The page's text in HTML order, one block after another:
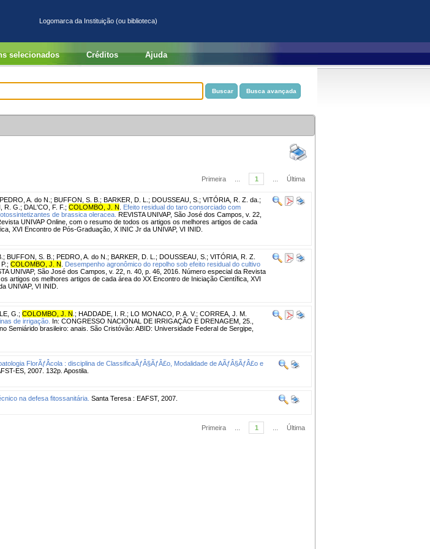
Logomarca da Instituição (ou biblioteca)
selecionados Créditos Ajuda
Primeira 1 Última
PEDRO, A. do N. ; BUFFON, S. B. ; BARKER, D. L. ; DOUSSEAU, S. ; VITÓRIA, R. Z. da. ;
R. G. ; DAL'CO, F. F. ; COLOMBO, J. N
Efeito residual do taro consorciado com
de brassica oleracea. REVISTA UNIVAP, São José dos Campos, v. 22,
UNIVAP Online, com o resumo de todos os artigos os melhores artigos de cada
XVI Encontro de Pós-Graduação, X INIC Jr da UNIVAP, VI INID.
; BUFFON, S. B. ; PEDRO, A. do N. ; BARKER, D. L. ; DOUSSEAU, S. ; VITÓRIA, R. Z.
; COLOMBO, J. N
Desempenho agronômico do repolho sob efeito residual do cultivo
UNIVAP, São José dos Campos, v. 22, n. 40, p. 46, 2016. Número especial da Revista
artigos os melhores artigos de cada área do XX Encontro de Iniciação Científica, XVI
UNIVAP, VI INID.
G. ; COLOMBO, J. N ; HADDADE, I. R. ; LO MONACO, P. A. V.; CORREA, J. M.
de irrigação. In: CONGRESSO NACIONAL DE IRRIGAÇÃO E DRENAGEM, 25.,
Semiárido brasileiro: anais. São Cristóvão: ABID: Universidade Federal de Sergipe,
FlorÃƒÂ­cola : disciplina de ClassificaÃƒÂ§ÃƒÂ£o, Modalidade de AÃƒÂ§ÃƒÂ£o e
ES, 2007. 132p. Apostila.
na defesa fitossanitária. Santa Teresa : EAFST, 2007.
Primeira 1 Última